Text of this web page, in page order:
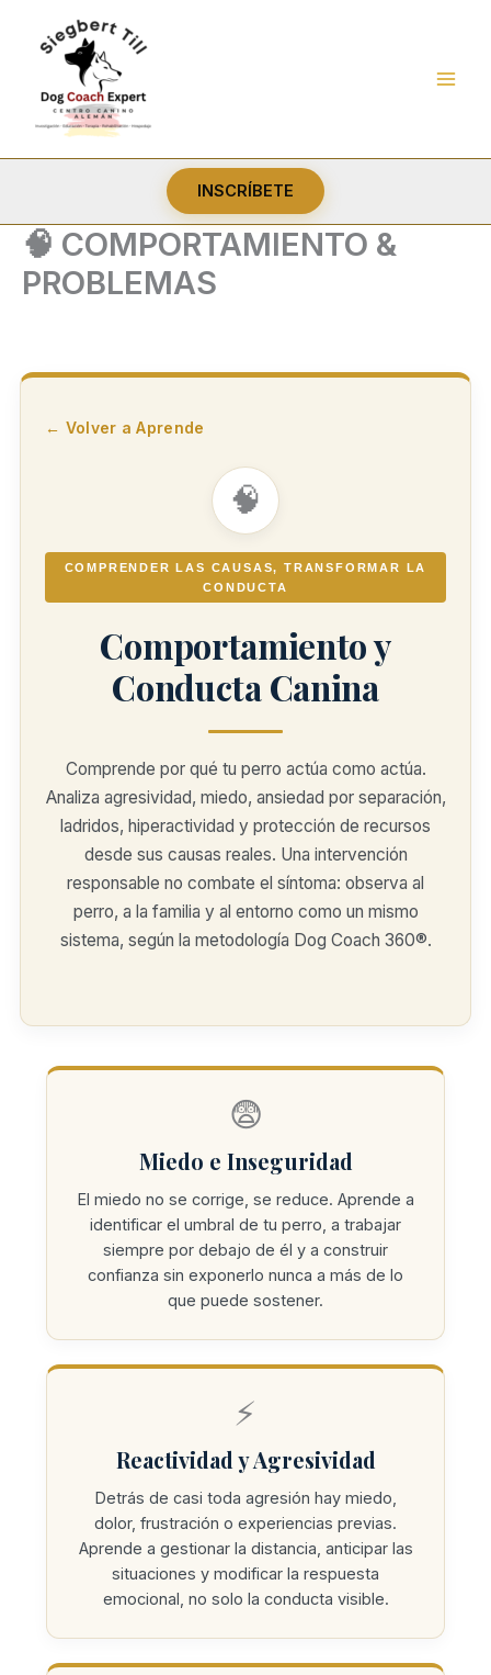
contenido
INSCRÍBETE
🧠 COMPORTAMIENTO &
PROBLEMAS
← Volver a Aprende
🧠
COMPRENDER LAS CAUSAS, TRANSFORMAR LA
CONDUCTA
Comportamiento y
Conducta Canina
Comprende por qué tu perro actúa como actúa.
Analiza agresividad, miedo, ansiedad por separación,
ladridos, hiperactividad y protección de recursos
desde sus causas reales. Una intervención
responsable no combate el síntoma: observa al
perro, a la familia y al entorno como un mismo
sistema, según la metodología Dog Coach 360®.
😨
Miedo e Inseguridad
El miedo no se corrige, se reduce. Aprende a
identificar el umbral de tu perro, a trabajar
siempre por debajo de él y a construir
confianza sin exponerlo nunca a más de lo
que puede sostener.
⚡
Reactividad y Agresividad
Detrás de casi toda agresión hay miedo,
dolor, frustración o experiencias previas.
Aprende a gestionar la distancia, anticipar las
situaciones y modificar la respuesta
emocional, no solo la conducta visible.